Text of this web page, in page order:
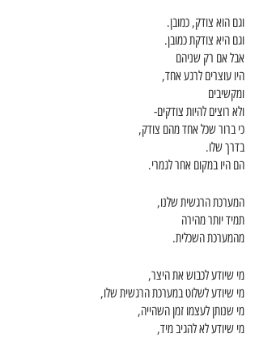
וגם הוא צודק, כמובן.
וגם היא צודקת כמובן.
אבל אם רק שניהם
היו עוצרים לרגע אחד,
ומקשיבים
ולא רוצים להיות צודקים-
כי ברור שכל אחד מהם צודק,
בדרך שלו.
הם היו במקום אחר לגמרי.
המערכת הרגשית שלנו,
תמיד יותר מהירה
מהמערכת השכלית.
מי שיודע לכבוש את היצר,
מי שיודע לשלוט במערכת הרגשית שלו,
מי שנותן לעצמו זמן השהייה,
מי שיודע לא להגיב מיד,